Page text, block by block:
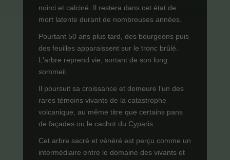
noirci et calciné. Il restera dans cet état de
mort latente durant de nombreuses années.
Pourtant 50 ans plus tard, des bourgeons puis
des feuilles apparaissent sur le tronc brûlé.
L'arbre reprend vie, sortant de son long
sommeil.
Il poursuit sa croissance et demeure l’un des
rares témoins vivants de la catastrophe
volcanique, au même titre que certains pans
de façades ou le cachot du Cyparis
Cet arbre sacré et vénéré est perçu comme un
intermédiaire entre le domaine des vivants et